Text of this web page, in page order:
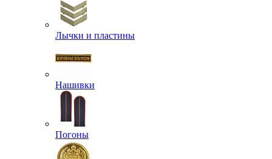
Лычки и пластины
Нашивки
Погоны